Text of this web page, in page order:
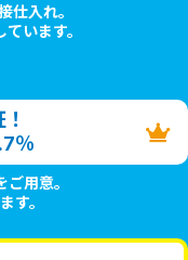
仕入れ。
います。
％
用意。
す。